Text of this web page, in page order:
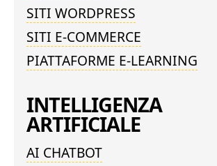
SITI WORDPRESS
SITI E-COMMERCE
PIATTAFORME E-LEARNING
INTELLIGENZA
ARTIFICIALE
AI CHATBOT